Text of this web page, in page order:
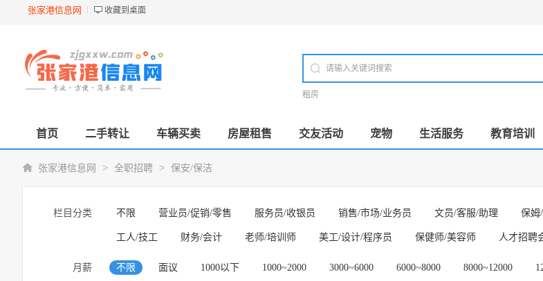
张家港信息网 收藏到桌面
租房
首页 二手转让 车辆买卖 房屋租售 交友活动 宠物 生活服务 教育培训
张家港信息网 > 全职招聘 > 保安/保洁
栏目分类 不限 营业员/促销/零售 服务员/收银员 销售/市场/业务员 文员/客服/助理 保姆
工人/技工 财务/会计 老师/培训师 美工/设计/程序员 保健师/美容师 人才招聘
月薪 不限 面议 1000以下 1000~2000 3000~6000 6000~8000 8000~12000